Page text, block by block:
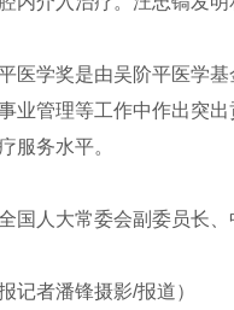
医学奖是由吴阶平医学
业管理等工作中作出突
服务水平。
国人大常委会副委员长
报记者潘锋摄影/报道）